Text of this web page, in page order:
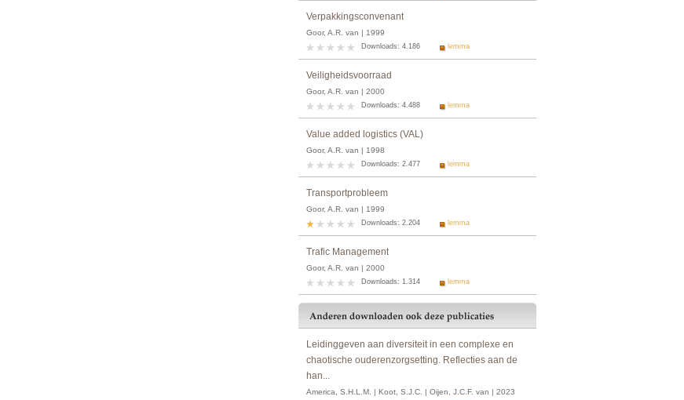
Verpakkingsconvenant
Goor, A.R. van | 1999
Downloads: 4.186 lemma
Veiligheidsvoorraad
Goor, A.R. van | 2000
Downloads: 4.488 lemma
Value added logistics (VAL)
Goor, A.R. van | 1998
Downloads: 2.477 lemma
Transportprobleem
Goor, A.R. van | 1999
Downloads: 2.204 lemma
Trafic Management
Goor, A.R. van | 2000
Downloads: 1.314 lemma
Leidinggeven aan diversiteit in een complexe en
chaotische ouderenzorgsetting. Reflecties aan de
han...
America, S.H.L.M. | Koot, S.J.C. | Oijen, J.C.F. van | 2023